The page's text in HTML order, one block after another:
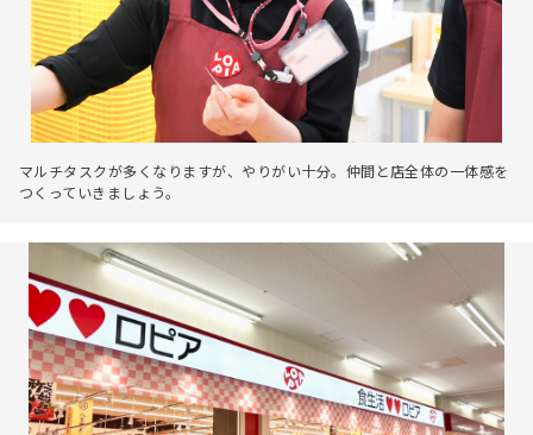
マルチタスクが多くなりますが、やりがい十分。仲間と店全体の一体感を
つくっていきましょう。